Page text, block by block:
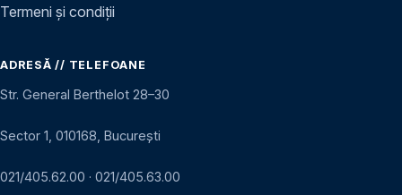
Termeni și condiții
ADRESĂ // TELEFOANE
Str. General Berthelot 28–30
Sector 1, 010168, București
021/405.62.00 · 021/405.63.00